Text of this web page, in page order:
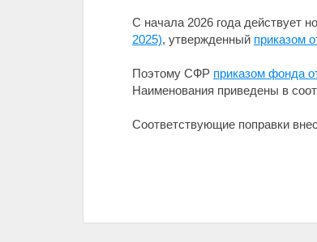
С начала 2026 года действует
2025), утвержденный приказом
Поэтому СФР приказом фонда
Наименования приведены в
Соответствующие поправки